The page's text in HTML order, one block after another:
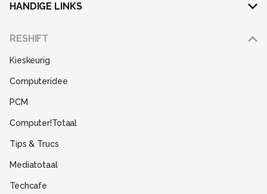
HANDIGE LINKS
RESHIFT
Kieskeurig
Computeridee
PCM
Computer!Totaal
Tips & Trucs
Mediatotaal
Techcafe